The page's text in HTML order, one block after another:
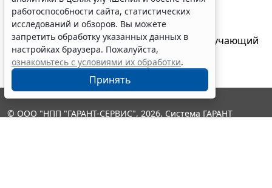
техническую документацию
28 апреля 2026
"ГАРАНТ Электронный экспресс" провел обучающий
вебинар по работе с AI-ассистентом Искра
23 апреля 2026
работоспособности сайта, статистических
исследований и обзоров. Вы можете
запретить обработку указанных данных в
настройках браузера. Пожалуйста,
ознакомьтесь с условиями их обработки.
Принять
© ООО "НПП "ГАРАНТ-СЕРВИС", 2026. Система ГАРАНТ